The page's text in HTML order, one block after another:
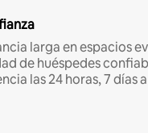
larga en espacios
de huéspedes
las 24 horas, 7 días